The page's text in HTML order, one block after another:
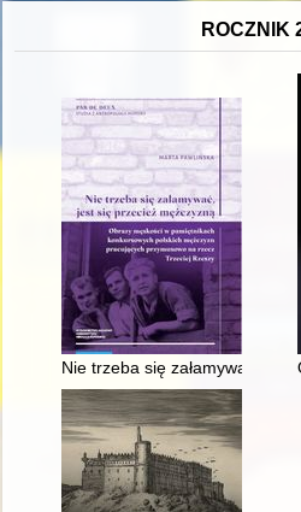
ROCZNIK
Nie trzeba się załamywać,